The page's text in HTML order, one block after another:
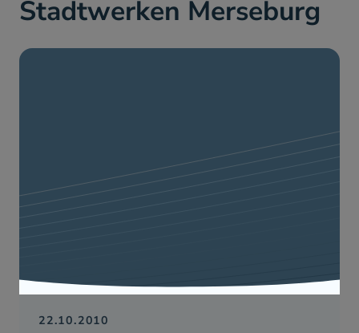
Stadtwerken Merseburg
22.10.2010